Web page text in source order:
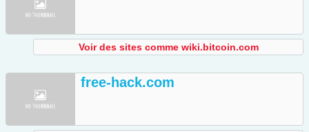
Voir des sites comme wiki.bitcoin.com
free-hack.com